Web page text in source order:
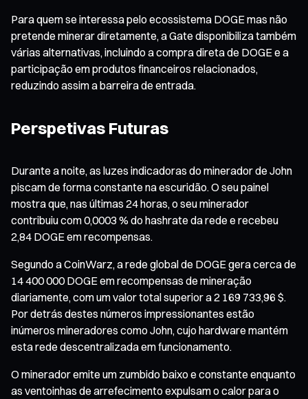
Para quem se interessa pelo ecossistema DOGE mas não
pretende minerar diretamente, a Gate disponibiliza também
várias alternativas, incluindo a compra direta de DOGE e a
participação em produtos financeiros relacionados,
reduzindo assim a barreira de entrada.
Perspetivas Futuras
Durante a noite, as luzes indicadoras do minerador de John
piscam de forma constante na escuridão. O seu painel
mostra que, nas últimas 24 horas, o seu minerador
contribuiu com 0,0003 % do hashrate da rede e recebeu
2,84 DOGE em recompensas.
Segundo a CoinWarz, a rede global de DOGE gera cerca de
14 400 000 DOGE em recompensas de mineração
diariamente, com um valor total superior a 2 169 733,96 $.
Por detrás destes números impressionantes estão
inúmeros mineradores como John, cujo hardware mantém
esta rede descentralizada em funcionamento.
O minerador emite um zumbido baixo e constante enquanto
as ventoinhas de arrefecimento expulsam o calor para o